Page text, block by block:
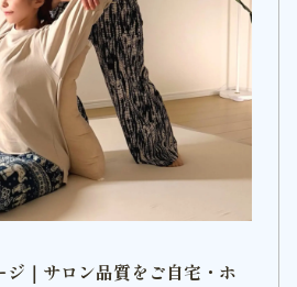
｜サロン品質をご自宅・ホ